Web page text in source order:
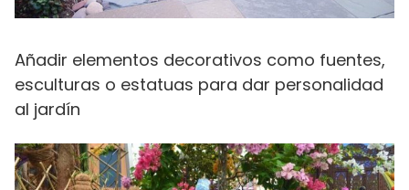
Añadir elementos decorativos como fuentes,
esculturas o estatuas para dar personalidad
al jardín